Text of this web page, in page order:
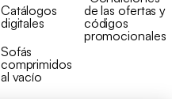
Catálogos
digitales
Sofás
comprimidos
al vacío
de las ofertas y
códigos
promocionales